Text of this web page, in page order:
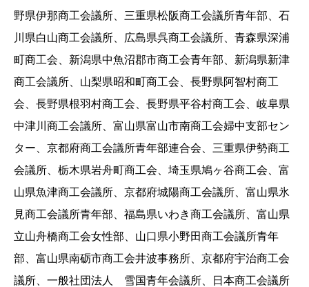
野県伊那商工会議所、三重県松阪商工会議所青年部、石
川県白山商工会議所、広島県呉商工会議所、青森県深浦
町商工会、新潟県中魚沼郡市商工会青年部、新潟県新津
商工会議所、山梨県昭和町商工会、長野県阿智村商工
会、長野県根羽村商工会、長野県平谷村商工会、岐阜県
中津川商工会議所、富山県富山市南商工会婦中支部セン
ター、京都府商工会議所青年部連合会、三重県伊勢商工
会議所、栃木県岩舟町商工会、埼玉県鳩ヶ谷商工会、富
山県魚津商工会議所、京都府城陽商工会議所、富山県氷
見商工会議所青年部、福島県いわき商工会議所、富山県
立山舟橋商工会女性部、山口県小野田商工会議所青年
部、富山県南砺市商工会井波事務所、京都府宇治商工会
議所、一般社団法人 雪国青年会議所、日本商工会議所